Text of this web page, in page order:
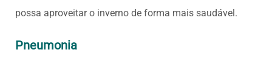
possa aproveitar o inverno de forma mais saudável.
Pneumonia